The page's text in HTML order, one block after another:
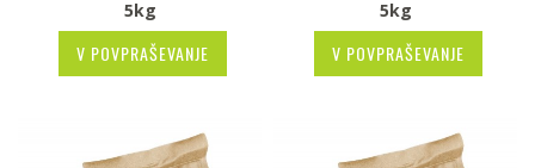
5kg
V POVPRAŠEVANJE
5kg
V POVPRAŠEVANJE